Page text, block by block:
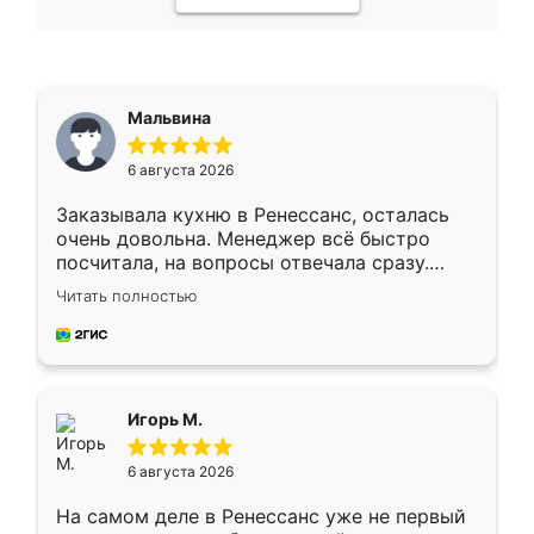
Мальвина
6 августа 2026
Заказывала кухню в Ренессанс, осталась
очень довольна. Менеджер всё быстро
посчитала, на вопросы отвечала сразу.
Замерщик приехал в субботу, подошёл к
делу со всей ответственностью. Собрали
за день, ребята работали аккуратно, даже
Читать полностью
Игорь М.
6 августа 2026
На самом деле в Ренессанс уже не первый